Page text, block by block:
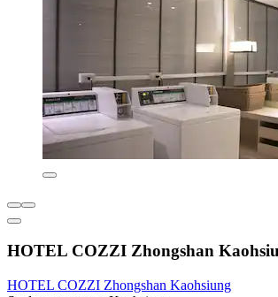
HOTEL COZZI Zhongshan
HOTEL COZZI Zhongshan Kaohsiung